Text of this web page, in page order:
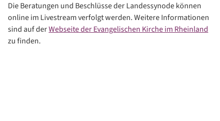
Die Beratungen und Beschlüsse der Landessynode können
online im Livestream verfolgt werden. Weitere Informationen
sind auf derWebseite der Evangelischen Kirche im Rheinland
zu finden.